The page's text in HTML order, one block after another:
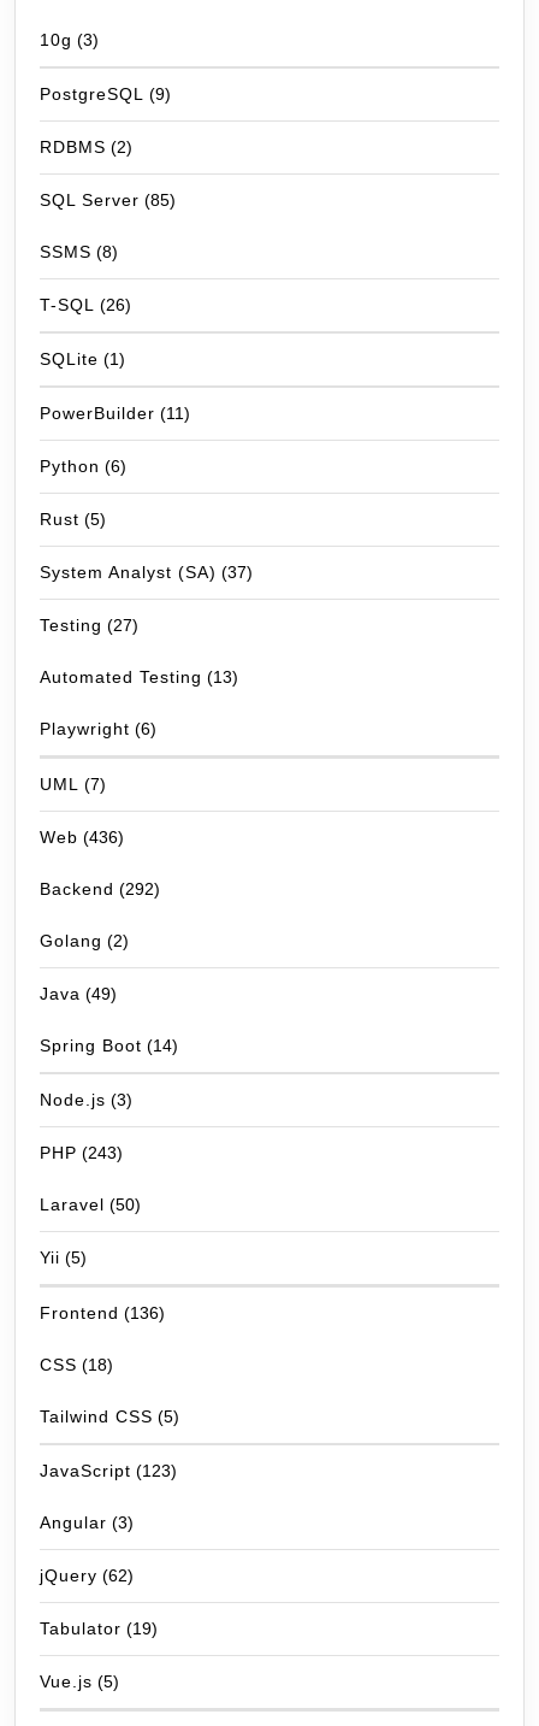
10g (3)
PostgreSQL (9)
RDBMS (2)
SQL Server (85)
SSMS (8)
T-SQL (26)
SQLite (1)
PowerBuilder (11)
Python (6)
Rust (5)
System Analyst (SA) (37)
Testing (27)
Automated Testing (13)
Playwright (6)
UML (7)
Web (436)
Backend (292)
Golang (2)
Java (49)
Spring Boot (14)
Node.js (3)
PHP (243)
Laravel (50)
Yii (5)
Frontend (136)
CSS (18)
Tailwind CSS (5)
JavaScript (123)
Angular (3)
jQuery (62)
Tabulator (19)
Vue.js (5)